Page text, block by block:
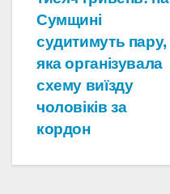
Сумщині
судитимуть пару,
яка організувала
схему виїзду
чоловіків за
кордон